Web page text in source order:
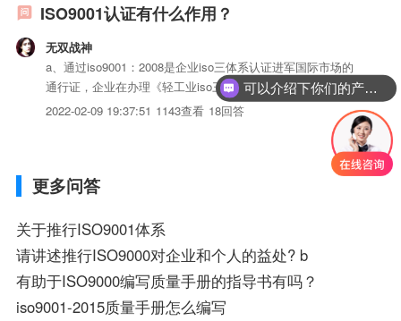
ISO9001认证有什么作用？
无双战神
a、通过iso9001：2008是企业iso三体系认证进军国际市场的
通行证，企业在办理《轻工业iso三体系认证进出口许可证》
时商检单位可免除企业品质管理体系的审查。很多大企业在采
购时最先决条件就是要求供货商通过iso9001：2008品保体系
2022-02-09 19:37:51 1143查看 18回答
更多问答
关于推行ISO9001体系
请讲述推行ISO9000对企业和个人的益处? b
有助于ISO9000编写质量手册的指导书有吗？
iso9001-2015质量手册怎么编写
可以介绍下你们的产品么？